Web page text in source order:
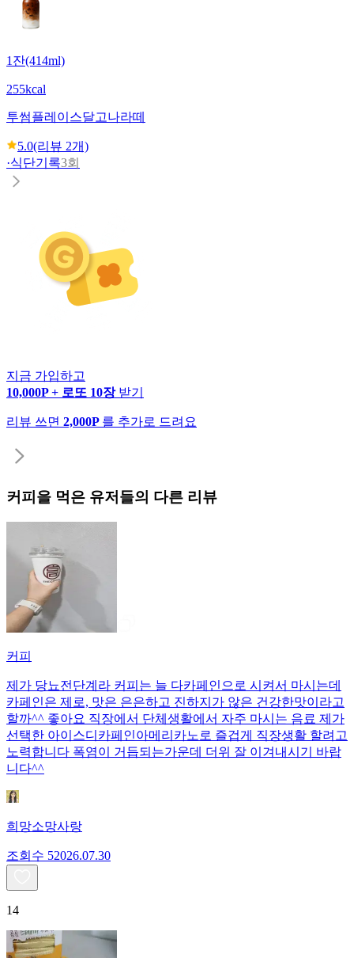
1잔(414ml)
255kcal
투썸플레이스달고나라떼
5.0(리뷰 2개)
·식단기록3회
지금 가입하고
10,000P + 로또 10장 받기
리뷰 쓰면 2,000P 를 추가로 드려요
커피 을 먹은 유저들의 다른 리뷰
커피
제가 당뇨전단계라 커피는 늘 다카페인으로 시켜서 마시는데
카페인은 제로, 맛은 은은하고 진하지가 않은 건강한맛이라고
할까^^ 좋아요 직장에서 단체생활에서 자주 마시는 음료 제가
선택한 아이스디카페인아메리카노로 즐겁게 직장생활 할려고
노력합니다 폭염이 거듭되는가운데 더위 잘 이겨내시기 바랍
니다^^
희망소망사랑
조회수 52026.07.30
14